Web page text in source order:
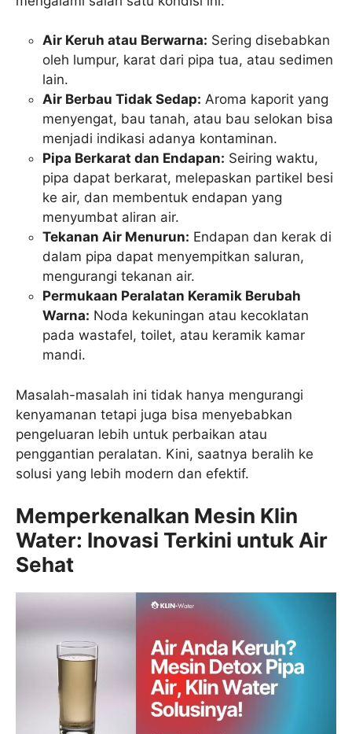
Air Keruh atau Berwarna: Sering disebabkan
oleh lumpur, karat dari pipa tua, atau sedimen
lain.
Air Berbau Tidak Sedap: Aroma kaporit yang
menyengat, bau tanah, atau bau selokan bisa
menjadi indikasi adanya kontaminan.
Pipa Berkarat dan Endapan: Seiring waktu,
pipa dapat berkarat, melepaskan partikel besi
ke air, dan membentuk endapan yang
menyumbat aliran air.
Tekanan Air Menurun: Endapan dan kerak di
dalam pipa dapat menyempitkan saluran,
mengurangi tekanan air.
Permukaan Peralatan Keramik Berubah
Warna: Noda kekuningan atau kecoklatan
pada wastafel, toilet, atau keramik kamar
mandi.
Masalah-masalah ini tidak hanya mengurangi
kenyamanan tetapi juga bisa menyebabkan
pengeluaran lebih untuk perbaikan atau
penggantian peralatan. Kini, saatnya beralih ke
solusi yang lebih modern dan efektif.
Memperkenalkan Mesin Klin
Water: Inovasi Terkini untuk Air
Sehat